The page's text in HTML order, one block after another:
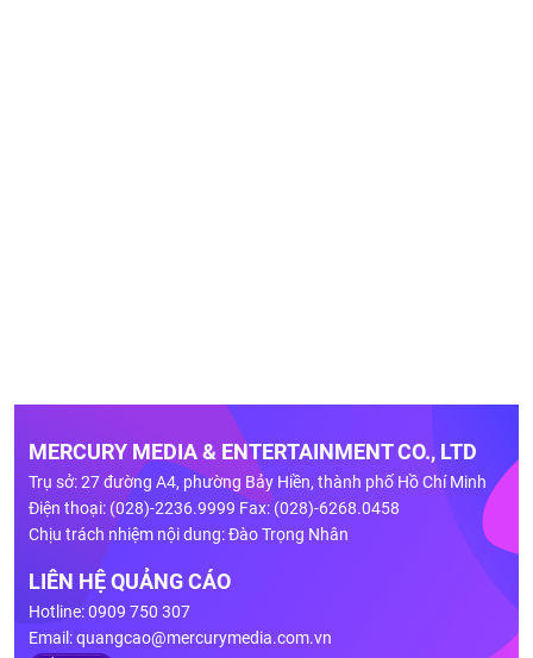
MERCURY MEDIA & ENTERTAINMENT CO., LTD
Trụ sở: 27 đường A4, phường Bảy Hiền, thành phố Hồ Chí Minh
Điện thoại: (028)-2236.9999 Fax: (028)-6268.0458
Chịu trách nhiệm nội dung: Đào Trọng Nhân
LIÊN HỆ QUẢNG CÁO
Hotline: 0909 750 307
Email:quangcao@mercurymedia.com.vn